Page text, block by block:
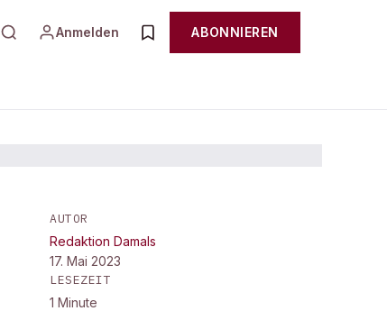
Anmelden ABONNIEREN
AUTOR
Redaktion Damals
17. Mai 2023
LESEZEIT
1 Minute